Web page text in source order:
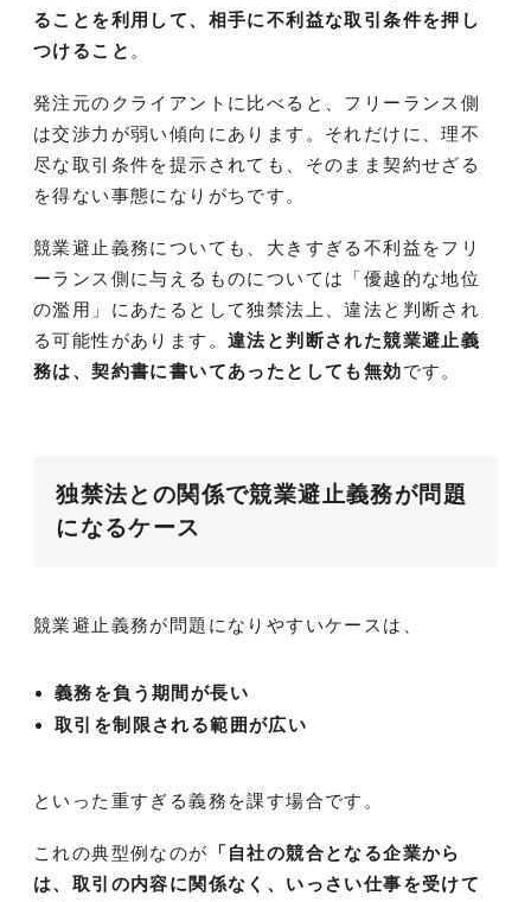
ることを利用して、相手に不利益な取引条件を押し
つけること 。
発注元のクライアントに比べると、フリーランス側
は交渉力が弱い傾向にあります。それだけに、理不
尽な取引条件を提示されても、そのまま契約せざる
を得ない事態になりがちです。
競業避止義務についても、大きすぎる不利益をフリ
ーランス側に与えるものについては「優越的な地位
の濫用」にあたるとして独禁法上、違法と判断され
る可能性があります。 違法と判断された競業避止義
務は、契約書に書いてあったとしても無効です。
独禁法との関係で競業避止義務が問題
になるケース
競業避止義務が問題になりやすいケースは、
義務を負う期間が長い
取引を制限される範囲が広い
といった重すぎる義務を課す場合です。
これの典型例なのが 「自社の競合となる企業から
は、取引の内容に関係なく、いっさい仕事を受けて